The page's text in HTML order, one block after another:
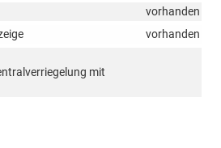
vorhanden
vorhanden
mit